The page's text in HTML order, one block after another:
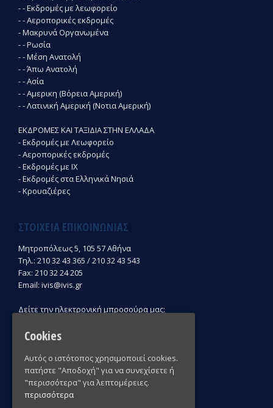
- - Εκδρομές με λεωφορείο
- - Αεροπορικές εκδρομές
- Μακρυνά Οργανωμένα
- - Ρωσία
- - Μέση Ανατολή
- - Άπω Ανατολή
- - Ασία
- - Αμερικη (Βόρεια Αμερική)
- - Λατινική Αμερική (Νοτια Αμερική)
ΕΚΔΡΟΜΕΣ ΚΑΙ ΤΑΞΙΔΙΑ ΣΤΗΝ ΕΛΛΑΔΑ
- Εκδρομές με Λεωφορείο
- Αεροπορικές εκδρομές
- Εκδρομές με ΙΧ
- Εκδρομές στα Ελληνικά Νησιά
- Κρουαζιέρες
ΣΤΟΙΧΕΊΑ ΕΠΙΚΟΙΝΩΝΊΑΣ
Μητροπόλεως 5, 105 57 Αθήνα
Τηλ.: 210 32 43 365 / 210 32 43 543
Fax: 210 32 24 205
Email: ivis@ivis.gr
Δείτε την ηλεκτρονική μπροσούρα μας:
Cookies
Αυτός ο ιστότοπος χρησιμοποιεί cookies.
πατήστε "Αποδοχή" για να συνεχίσετε ή
"περισσότερα" για λεπτομέρειες.
περισσότερα